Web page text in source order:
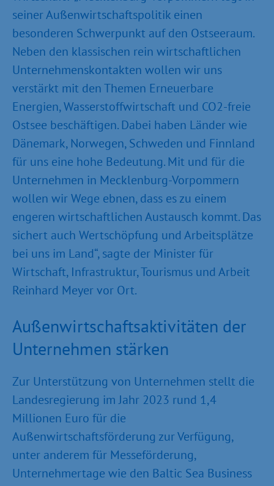
seiner Außenwirtschaftspolitik einen
besonderen Schwerpunkt auf den Ostseeraum.
Neben den klassischen rein wirtschaftlichen
Unternehmenskontakten wollen wir uns
verstärkt mit den Themen Erneuerbare
Energien, Wasserstoffwirtschaft und CO2-freie
Ostsee beschäftigen. Dabei haben Länder wie
Dänemark, Norwegen, Schweden und Finnland
für uns eine hohe Bedeutung. Mit und für die
Unternehmen in Mecklenburg-Vorpommern
wollen wir Wege ebnen, dass es zu einem
engeren wirtschaftlichen Austausch kommt. Das
sichert auch Wertschöpfung und Arbeitsplätze
bei uns im Land“, sagte der Minister für
Wirtschaft, Infrastruktur, Tourismus und Arbeit
Reinhard Meyer vor Ort.
Außenwirtschaftsaktivitäten der
Unternehmen stärken
Zur Unterstützung von Unternehmen stellt die
Landesregierung im Jahr 2023 rund 1,4
Millionen Euro für die
Außenwirtschaftsförderung zur Verfügung,
unter anderem für Messeförderung,
Unternehmertage wie den Baltic Sea Business